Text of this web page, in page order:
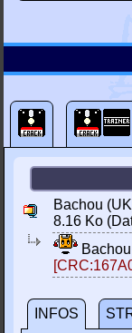
Bachou
8.16 Ko
INFOS